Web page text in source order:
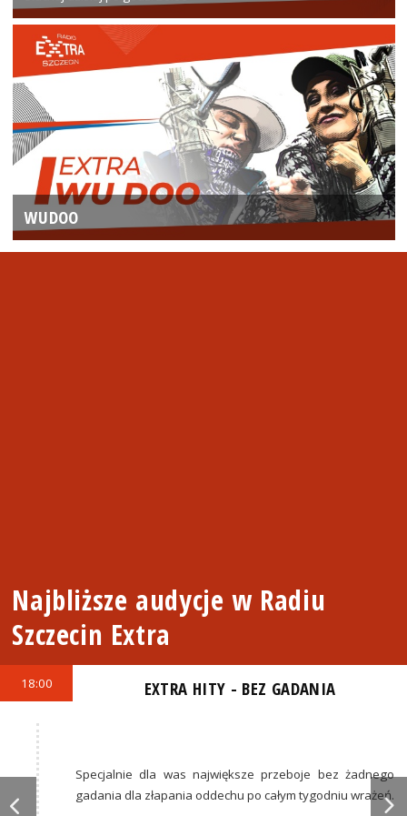
WUDOO
Najbliższe audycje w Radiu
Szczecin Extra
18:00 EXTRA HITY - BEZ GADANIA
Specjalnie dla was największe przeboje bez żadnego
gadania dla złapania oddechu po całym tygodniu wrażeń.